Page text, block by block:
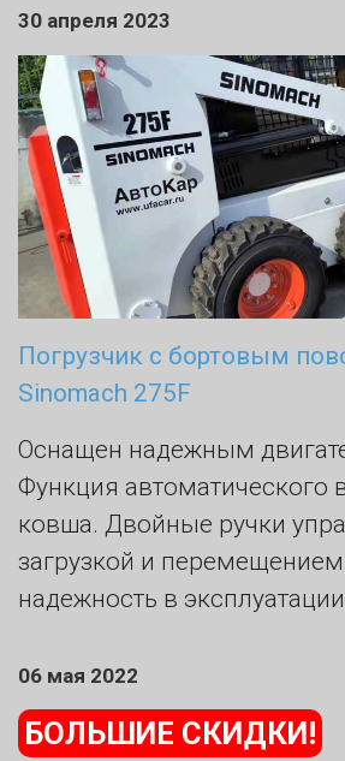
30 апреля 2023
Погрузчик с бортовым
Sinomach 275F
Оснащен надежным
Функция автоматического
ковша. Двойные ручки
загрузкой и
надежность в
06 мая 2022
БОЛЬШИЕ СКИДКИ!